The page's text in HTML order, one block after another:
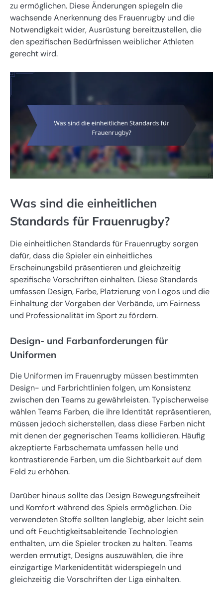
zu ermöglichen. Diese Änderungen spiegeln die
wachsende Anerkennung des Frauenrugby und die
Notwendigkeit wider, Ausrüstung bereitzustellen, die
den spezifischen Bedürfnissen weiblicher Athleten
gerecht wird.
Was sind die einheitlichen
Standards für Frauenrugby?
Die einheitlichen Standards für Frauenrugby sorgen
dafür, dass die Spieler ein einheitliches
Erscheinungsbild präsentieren und gleichzeitig
spezifische Vorschriften einhalten. Diese Standards
umfassen Design, Farbe, Platzierung von Logos und die
Einhaltung der Vorgaben der Verbände, um Fairness
und Professionalität im Sport zu fördern.
Design- und Farbanforderungen für
Uniformen
Die Uniformen im Frauenrugby müssen bestimmten
Design- und Farbrichtlinien folgen, um Konsistenz
zwischen den Teams zu gewährleisten. Typischerweise
wählen Teams Farben, die ihre Identität repräsentieren,
müssen jedoch sicherstellen, dass diese Farben nicht
mit denen der gegnerischen Teams kollidieren. Häufig
akzeptierte Farbschemata umfassen helle und
kontrastierende Farben, um die Sichtbarkeit auf dem
Feld zu erhöhen.
Darüber hinaus sollte das Design Bewegungsfreiheit
und Komfort während des Spiels ermöglichen. Die
verwendeten Stoffe sollten langlebig, aber leicht sein
und oft Feuchtigkeitsableitende Technologien
enthalten, um die Spieler trocken zu halten. Teams
werden ermutigt, Designs auszuwählen, die ihre
einzigartige Markenidentität widerspiegeln und
gleichzeitig die Vorschriften der Liga einhalten.